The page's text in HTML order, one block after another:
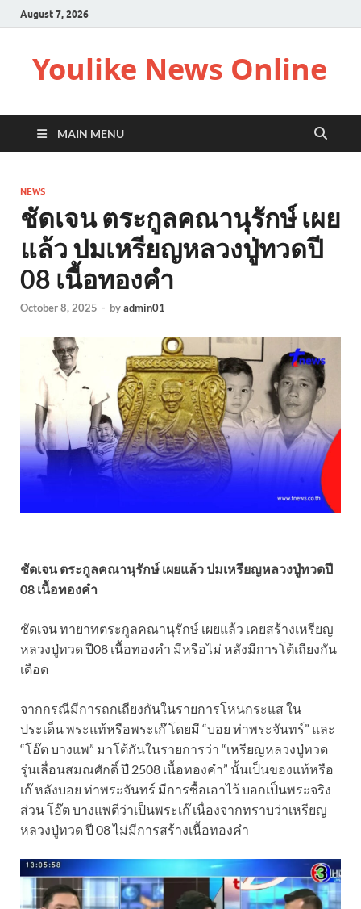
August 7, 2026
Youlike News Online
MAIN MENU
NEWS
ชัดเจน ตระกูลคณานุรักษ์ เผย
แล้ว ปมเหรียญหลวงปู่ทวดปี
08 เนื้อทองคำ
October 8, 2025 - byadmin01
ชัดเจน ตระกูลคณานุรักษ์ เผยแล้ว ปมเหรียญหลวงปู่ทวดปี
08 เนื้อทองคำ
ชัดเจน ทายาทตระกูลคณานุรักษ์ เผยแล้ว เคยสร้างเหรียญ
หลวงปู่ทวด ปี08 เนื้อทองคำ มีหรือไม่ หลังมีการโต้เถียงกัน
เดือด
จากกรณีมีการถกเถียงกันในรายการโหนกระแส ใน
ประเด็น พระแท้หรือพระเก๊ โดยมี “บอย ท่าพระจันทร์” และ
“โอ๊ต บางแพ” มาโต้กันในรายการว่า “เหรียญหลวงปู่ทวด
รุ่นเลื่อนสมณศักดิ์ ปี 2508 เนื้อทองคำ” นั้นเป็นของแท้หรือ
เก๊ หลังบอย ท่าพระจันทร์ มีการซื้อเอาไว้ บอกเป็นพระจริง
ส่วน โอ๊ต บางแพตีว่าเป็นพระเก๊ เนื่องจากทราบว่าเหรียญ
หลวงปู่ทวด ปี 08 ไม่มีการสร้างเนื้อทองคำ